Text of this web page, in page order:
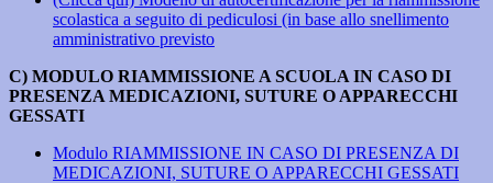
scolastica a seguito di pediculosi (in base allo snellimento
amministrativo previsto
C) MODULO RIAMMISSIONE A SCUOLA IN CASO DI
PRESENZA MEDICAZIONI, SUTURE O APPARECCHI
GESSATI
Modulo RIAMMISSIONE IN CASO DI PRESENZA DI
MEDICAZIONI, SUTURE O APPARECCHI GESSATI